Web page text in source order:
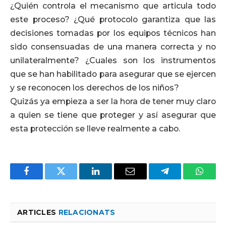
¿Quién controla el mecanismo que articula todo
este proceso? ¿Qué protocolo garantiza que las
decisiones tomadas por los equipos técnicos han
sido consensuadas de una manera correcta y no
unilateralmente? ¿Cuales son los instrumentos
que se han habilitado para asegurar que se ejercen
y se reconocen los derechos de los niños?
Quizás ya empieza a ser la hora de tener muy claro
a quien se tiene que proteger y así asegurar que
esta protección se lleve realmente a cabo.
FacebookTwitter LinkedInEmail Telegram
ARTICLES RELACIONATS